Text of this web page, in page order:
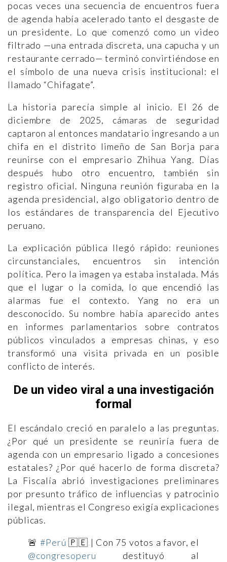
pocas veces una secuencia de encuentros fuera
de agenda había acelerado tanto el desgaste de
un presidente. Lo que comenzó como un video
filtrado —una entrada discreta, una capucha y un
restaurante cerrado— terminó convirtiéndose en
el símbolo de una nueva crisis institucional: el
llamado “Chifagate”.
La historia parecía simple al inicio. El 26 de
diciembre de 2025, cámaras de seguridad
captaron al entonces mandatario ingresando a un
chifa en el distrito limeño de San Borja para
reunirse con el empresario Zhihua Yang. Días
después hubo otro encuentro, también sin
registro oficial. Ninguna reunión figuraba en la
agenda presidencial, algo obligatorio dentro de
los estándares de transparencia del Ejecutivo
peruano.
La explicación pública llegó rápido: reuniones
circunstanciales, encuentros sin intención
política. Pero la imagen ya estaba instalada. Más
que el lugar o la comida, lo que encendió las
alarmas fue el contexto. Yang no era un
desconocido. Su nombre había aparecido antes
en informes parlamentarios sobre contratos
públicos vinculados a empresas chinas, y eso
transformó una visita privada en un posible
conflicto de interés.
De un video viral a una investigación
formal
El escándalo creció en paralelo a las preguntas.
¿Por qué un presidente se reuniría fuera de
agenda con un empresario ligado a concesiones
estatales? ¿Por qué hacerlo de forma discreta?
La Fiscalía abrió investigaciones preliminares
por presunto tráfico de influencias y patrocinio
ilegal, mientras el Congreso exigía explicaciones
públicas.
🚨#Perú 🇵🇪 | Con 75 votos a favor, el
@congresoperu destituyó al